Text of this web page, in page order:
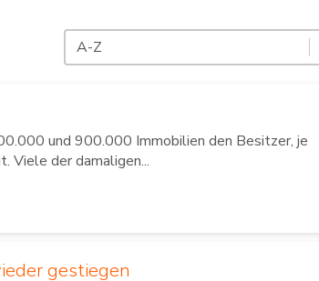
Sortierung
Sort content
und 900.000 Immobilien den Besitzer, je
Viele der damaligen...
gestiegen